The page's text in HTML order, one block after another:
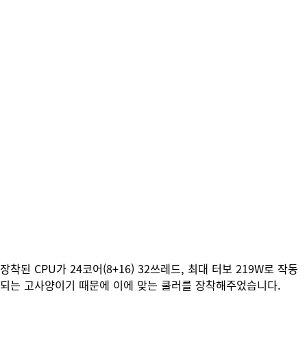
장착된 CPU가 24코어(8+16) 32쓰레드, 최대 터보 219W로 작동
되는 고사양이기 때문에 이에 맞는 쿨러를 장착해주었습니다.